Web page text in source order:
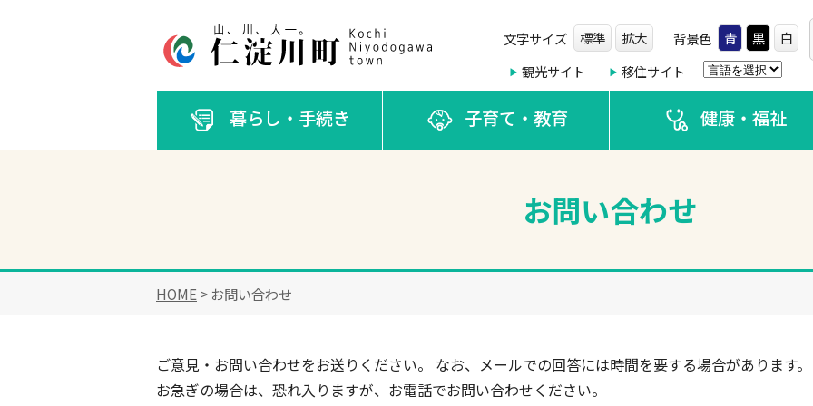
文字サイズ 標準 拡大 背景色 青 黒
白
観光サイト
移住サイト
暮らし・手続き 子育て・教育 健康・福祉
お問い合わせ
HOME > お問い合わせ
ご意見・お問い合わせをお送りください。 なお、メールでの回答には時間を要する場合があります。
お急ぎの場合は、恐れ入りますが、お電話でお問い合わせください。